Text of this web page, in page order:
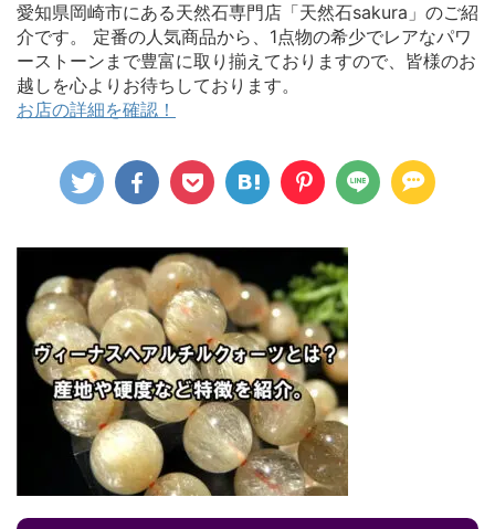
愛知県岡崎市にある天然石専門店「天然石sakura」のご紹
介です。 定番の人気商品から、1点物の希少でレアなパワ
ーストーンまで豊富に取り揃えておりますので、皆様のお
越しを心よりお待ちしております。
お店の詳細を確認！